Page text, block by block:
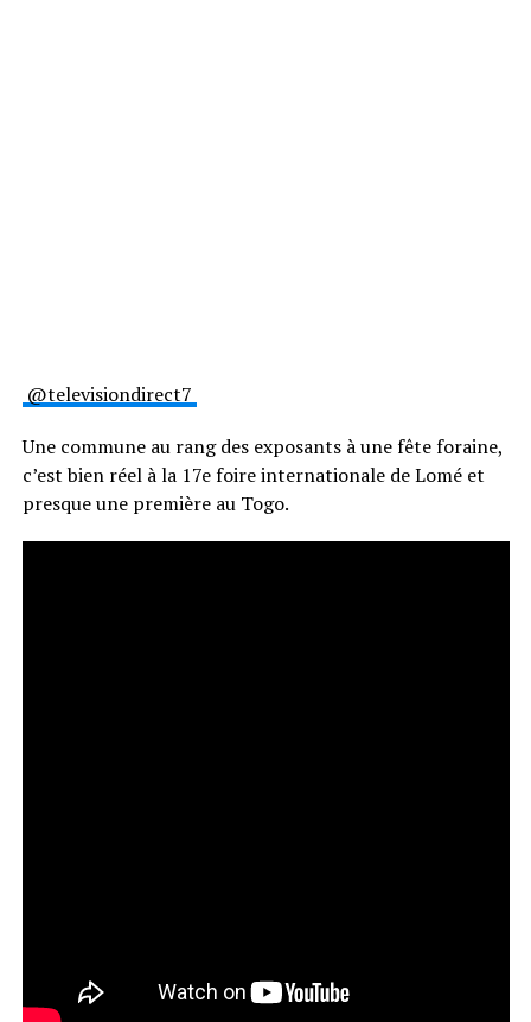
@televisiondirect7
Une commune au rang des exposants à une fête foraine,
c’est bien réel à la 17e foire internationale de Lomé et
presque une première au Togo.